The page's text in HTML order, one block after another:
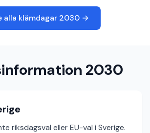
alla klämdagar 2030 →
2030
riksdagsval eller EU-val i Sverige.